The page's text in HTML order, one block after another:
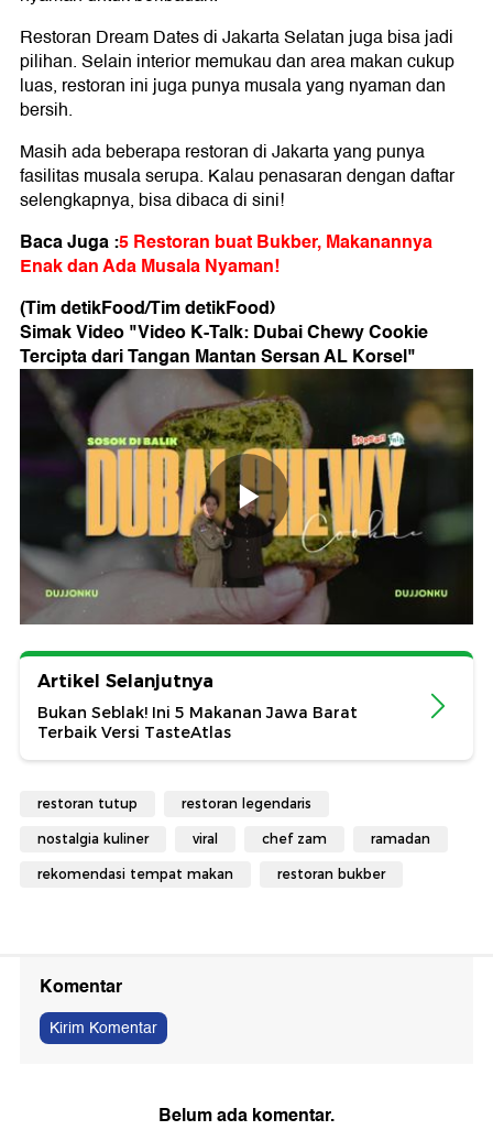
Restoran Dream Dates di Jakarta Selatan juga bisa jadi
pilihan. Selain interior memukau dan area makan cukup
luas, restoran ini juga punya musala yang nyaman dan
bersih.
Masih ada beberapa restoran di Jakarta yang punya
fasilitas musala serupa. Kalau penasaran dengan daftar
selengkapnya, bisa dibaca di sini!
Baca Juga :5 Restoran buat Bukber, Makanannya
Enak dan Ada Musala Nyaman!
(Tim detikFood/Tim detikFood)
Simak Video "Video K-Talk: Dubai Chewy Cookie
Tercipta dari Tangan Mantan Sersan AL Korsel"
Artikel Selanjutnya
Bukan Seblak! Ini 5 Makanan Jawa Barat
Terbaik Versi TasteAtlas
restoran tutup restoran legendaris
nostalgia kuliner viral chef zam ramadan
rekomendasi tempat makan restoran bukber
Komentar
Kirim Komentar
Belum ada komentar.